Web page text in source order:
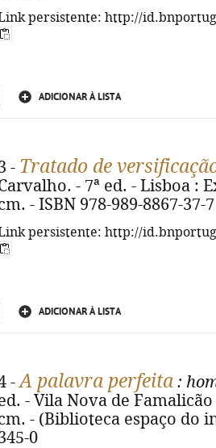
persistente: http://
ADICIONAR À LISTA
- Tratado de
- 7ª ed. - Lisboa :
- ISBN 978-989-8867-37-7
persistente: http://
ADICIONAR À LISTA
-A palavra perfeita :
- Vila Nova de
- (Biblioteca espaço do
0